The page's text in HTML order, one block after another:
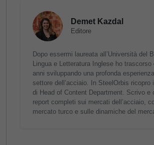
Demet Kazdal
Editore
Dopo essermi laureata all’Università del
Lingua e Letteratura Inglese ho
anni sviluppando una profonda
settore dell’acciaio. In SteelOrbis ricopro
di Head of Content Department. Scrivo e
report completi sui mercati dell’acciaio,
mercato turco e sulle dinamiche del